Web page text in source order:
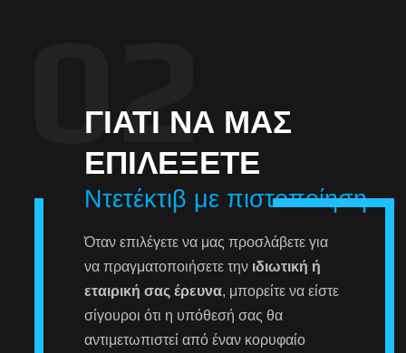
ΓΙΑΤΊ ΝΑ ΜΑΣ
ΕΠΙΛΈΞΕΤΕ
Ντετέκτιβ με πιστοποίηση
Όταν επιλέγετε να μας προσλάβετε για
να πραγματοποιήσετε την ιδιωτική ή
εταιρική σας έρευνα, μπορείτε να είστε
σίγουροι ότι η υπόθεσή σας θα
αντιμετωπιστεί από έναν κορυφαίο